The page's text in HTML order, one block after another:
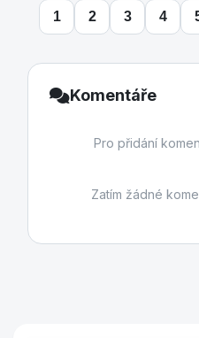
1 2 3 4
Komentáře
Pro přidání
Zatím žádné